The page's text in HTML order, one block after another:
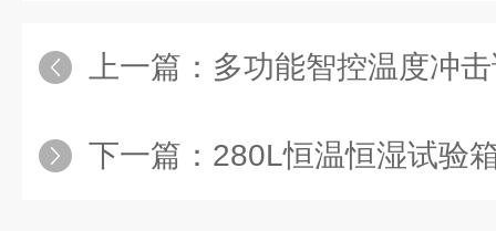
上一篇： 多功能智控温度冲
下一篇： 280L恒温恒湿试验箱